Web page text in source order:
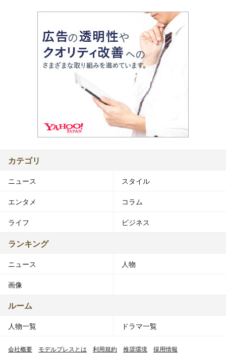
カテゴリ
ニュース スタイル
エンタメ コラム
ライフ ビジネス
ランキング
ニュース 人物
画像
ルーム
人物一覧 ドラマ一覧
会社概要 モデルプレスとは 利用規約 推奨環境 採用情報